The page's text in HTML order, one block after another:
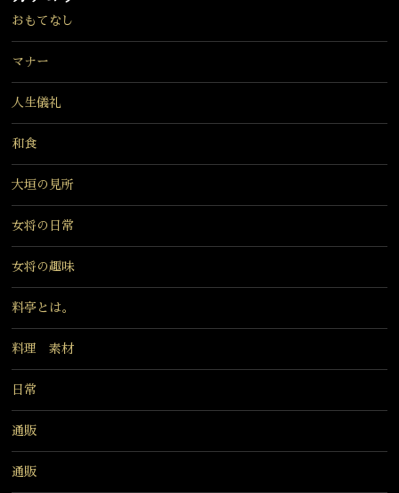
おもてなし
マナー
人生儀礼
和食
大垣の見所
女将の日常
女将の趣味
料亭とは。
料理 素材
日常
通販
通販